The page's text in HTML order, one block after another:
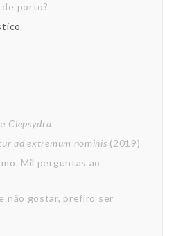
de porto?
Clepsydra
ad extremum nominis (2019)
Mil perguntas ao
não gostar, prefiro ser